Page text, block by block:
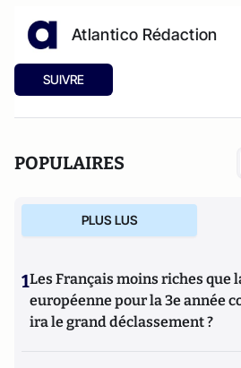
Atlantico Rédaction
SUIVRE
POPULAIRES
PLUS LUS
1Les Français moins riches que
européenne pour la 3e année
ira le grand déclassement ?